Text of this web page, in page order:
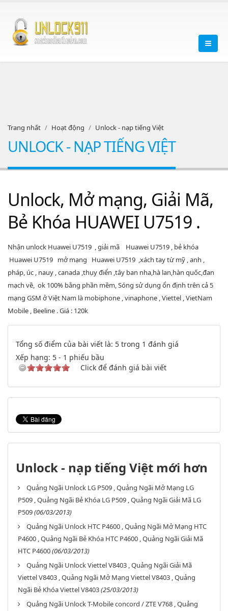
Trang nhất Hoạt động Unlock - nạp tiếng Việt
UNLOCK - NẠP TIẾNG VIỆT
Unlock, Mở mạng, Giải Mã,
Bẻ Khóa HUAWEI U7519 .
Nhận unlock Huawei U7519 , giải mã Huawei U7519 , bẻ khóa
Huawei U7519 mở mạng Huawei U7519 ,xách tay từ mỹ , anh ,
pháp, úc , nauy , canada ,thụy điển ,tây ban nha,hà lan,hàn quốc,đan
mạch về, ok 100% bằng phần mềm, Sóng sử dụng ổn định trên cả 5
mạng GSM ở Việt Nam là mobiphone , vinaphone , Viettel , VietNam
Mobile , Beeline . Giá : 120k
Tổng số điểm của bài viết là: 5 trong 1 đánh giá
Xếp hạng: 5 - 1 phiếu bầu
Click để đánh giá bài viết
Unlock - nạp tiếng Việt mới hơn
Quảng Ngãi Unlock LG P509 , Quảng Ngãi Mở Mạng LG
P509 , Quảng Ngãi Bẻ Khóa LG P509 , Quảng Ngãi Giải Mã LG
P509(06/03/2013)
Quảng Ngãi Unlock HTC P4600 , Quảng Ngãi Mở Mạng HTC
P4600 , Quảng Ngãi Bẻ Khóa HTC P4600 , Quảng Ngãi Giải Mã
HTC P4600(06/03/2013)
Quảng Ngãi Unlock Viettel V8403 , Quảng Ngãi Giải Mã
Viettel V8403 , Quảng Ngãi Mở Mạng Viettel V8403 , Quảng
Ngãi Bẻ Khóa Viettel V8403(25/03/2013)
Quảng Ngãi Unlock T-Mobile concord / ZTE V768 , Quảng